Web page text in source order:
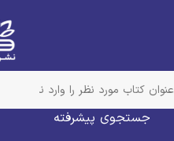
جستجوی پیشرفته